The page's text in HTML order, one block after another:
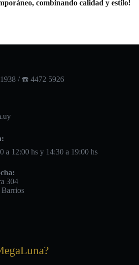
combinando calidad y estilo!
/ ☎️ 4472 5926
a 12:00 hs y 14:30 a 19:00 hs
304
Barrios